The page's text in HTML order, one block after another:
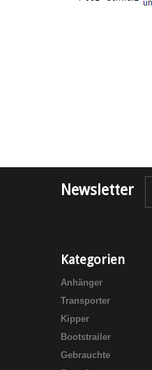
Newsletter
Kategorien
Anhänger
Transporter
Kipper
Bootstrailer
Gebrauchte